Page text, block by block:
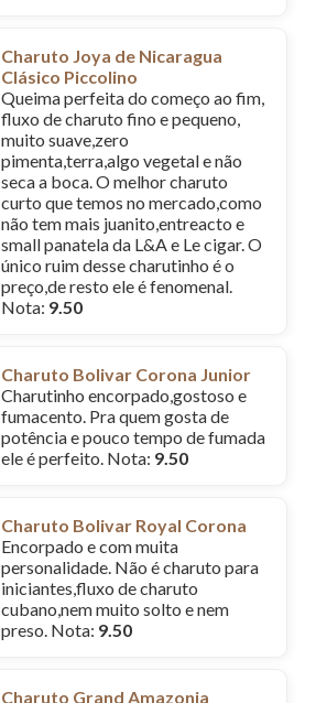
Charuto Joya de Nicaragua
Clásico Piccolino
Queima perfeita do começo ao fim,
fluxo de charuto fino e pequeno,
muito suave,zero
pimenta,terra,algo vegetal e não
seca a boca. O melhor charuto
curto que temos no mercado,como
não tem mais juanito,entreacto e
small panatela da L&A e Le cigar. O
único ruim desse charutinho é o
preço,de resto ele é fenomenal.
Nota: 9.50
Charuto Bolivar Corona Junior
Charutinho encorpado,gostoso e
fumacento. Pra quem gosta de
potência e pouco tempo de fumada
ele é perfeito. Nota: 9.50
Charuto Bolivar Royal Corona
Encorpado e com muita
personalidade. Não é charuto para
iniciantes,fluxo de charuto
cubano,nem muito solto e nem
preso. Nota: 9.50
Charuto Grand Amazonia